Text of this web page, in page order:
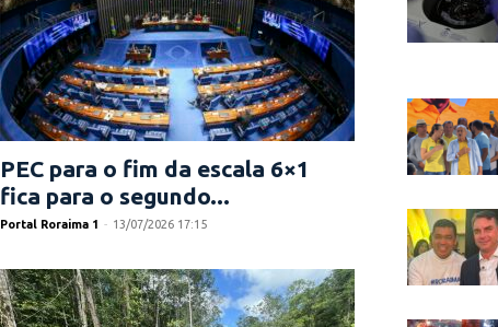
PEC para o fim da escala 6×1
fica para o segundo...
Portal Roraima 1 - 13/07/2026 17:15